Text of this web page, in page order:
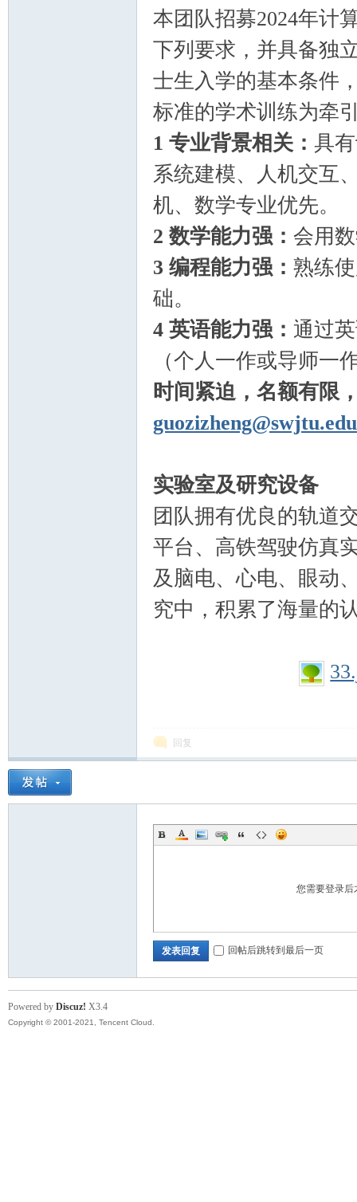
本团队招募2024年计
下列要求，并具备独
士生入学的基本条件
标准的学术训练为牵
1 专业背景相关： 具
系统建模、人机交互
机、数学专业优先。
2 数学能力强： 会用
3 编程能力强： 熟练
础。
4 英语能力强： 通过
（个人一作或导师一
时间紧迫，名额有限
实验室及研究设备
团队拥有优良的轨道
平台、高铁驾驶仿真
及脑电、心电、眼动
究中，积累了海量的
回复
您需要登录
发表回复 回帖后跳转到最后一页
Powered by Discuz! X3.4
Copyright © 2001-2021, Tencent Cloud.